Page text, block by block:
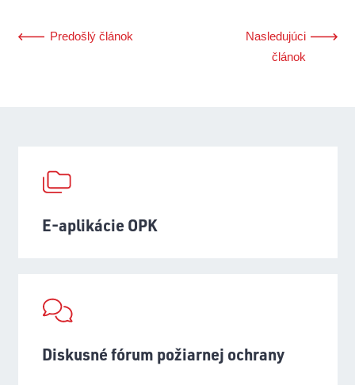
Predošlý článok
Nasledujúci
článok
E-aplikácie OPK
Diskusné fórum požiarnej ochrany